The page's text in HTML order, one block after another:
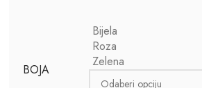
BOJA
Bijela
Roza
Zelena